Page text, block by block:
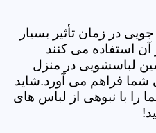
در زمان تأثیر بسیار
آن استفاده می کنند
لباسشویی در منزل
شما فراهم می آورد.شاید
را با نبوهی از لباس های